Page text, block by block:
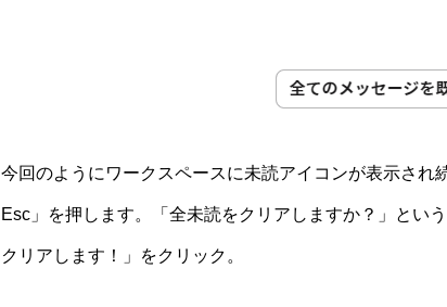
今回のようにワークスペースに未読アイコンが表示され
Esc」を押します。「全未読をクリアしますか？」とい
クリアします！」をクリック。